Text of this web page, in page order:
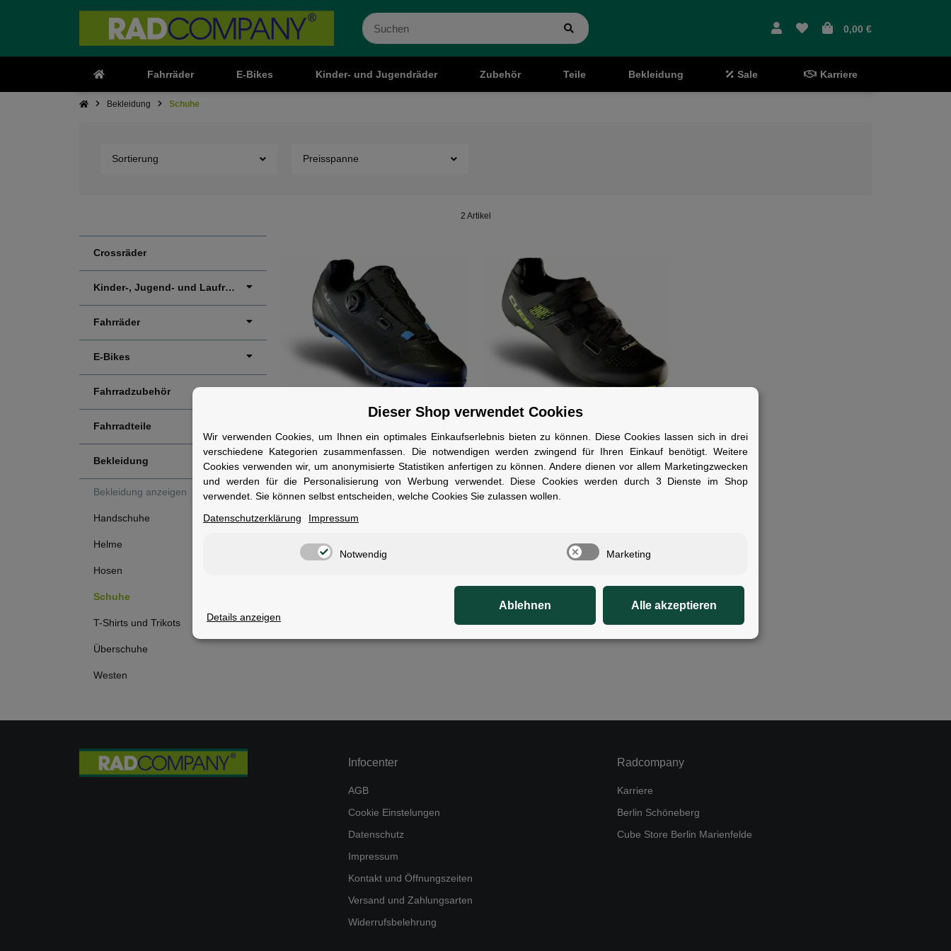
0,00 €
Fahrräder E-Bikes Kinder- und Jugendräder Zubehör Teile Bekleidung Sale Karriere
Bekleidung Schuhe
Sortierung Preisspanne
2 Artikel
Crossräder
Kinder-, Jugend- und Laufräder
Fahrräder
E-Bikes
Fahrradzubehör
Fahrradteile
Bekleidung
Bekleidung anzeigen
Handschuhe
Helme
Hosen
Schuhe
T-Shirts und Trikots
Überschuhe
Westen
CUBE Schuhe MTB PEAK PRO EU
44 black´n´blue
Sofort verfügbar
149,95 € 1)
CUBE Schuhe RD SYDRIX EU 42
black´n´lime
2)
Infocenter
AGB
Cookie Einstelungen
Datenschutz
Impressum
Kontakt und Öffnungszeiten
Versand und Zahlungsarten
Widerrufsbelehrung
Radcompany
Karriere
Berlin Schöneberg
Cube Store Berlin Marienfelde
Dieser Shop verwendet Cookies
Wir verwenden Cookies, um Ihnen ein optimales Einkaufserlebnis bieten zu können. Diese Cookies lassen sich in drei
verschiedene Kategorien zusammenfassen. Die notwendigen werden zwingend für Ihren Einkauf benötigt. Weitere
Cookies verwenden wir, um anonymisierte Statistiken anfertigen zu können. Andere dienen vor allem Marketingzwecken
und werden für die Personalisierung von Werbung verwendet. Diese Cookies werden durch 3 Dienste im Shop
verwendet. Sie können selbst entscheiden, welche Cookies Sie zulassen wollen.
Datenschutzerklärung
Impressum
Notwendig Marketing
Details anzeigen
Ablehnen Alle akzeptieren